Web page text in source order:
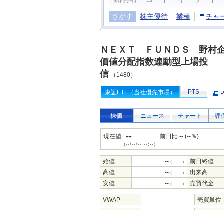
さがす 株主優待 業種 チャ
ＮＥＸＴ ＦＵＮＤＳ 野村
価値分配指数連動型上場投
信 （1480）
東証ETF（当社優先市場） PTS
株価 ニュース チャート 評
現在値 --
(--/--/-- --:--)
前日比 -- (--％)
始値 -- (--:--)
前日終値
高値
-- (--:--)
出来高
安値
-- (--:--) 売買代金
VWAP -- 売買単位